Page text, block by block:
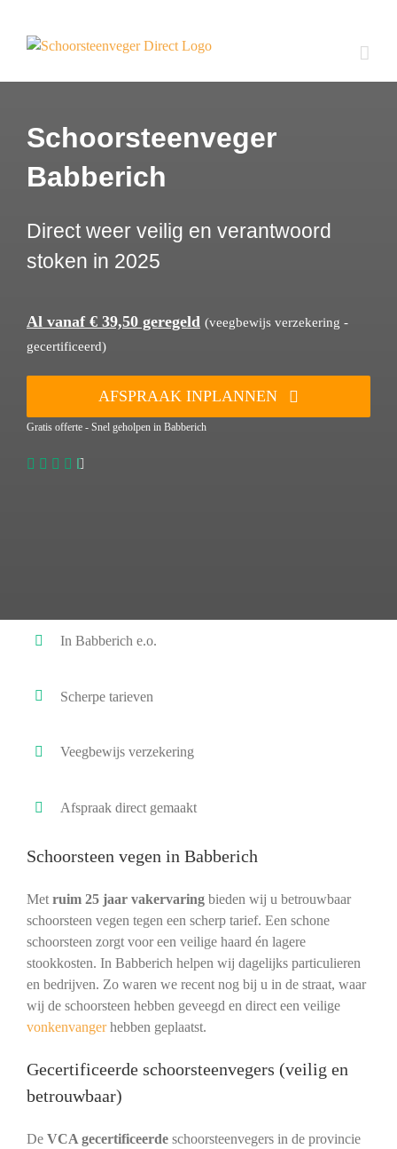
inhoud
Schoorsteenveger
Babberich
Direct weer veilig en verantwoord
stoken in 2025
Al vanaf € 39,50 geregeld (veegbewijs verzekering -
gecertificeerd)
AFSPRAAK INPLANNEN
Gratis offerte - Snel geholpen in Babberich
In Babberich e.o.
Scherpe tarieven
Veegbewijs verzekering
Afspraak direct gemaakt
Schoorsteen vegen in Babberich
Met ruim 25 jaar vakervaringbieden wij u betrouwbaar
schoorsteen vegen tegen een scherp tarief. Een schone
schoorsteen zorgt voor een veilige haard én lagere
stookkosten. In Babberich helpen wij dagelijks particulieren
en bedrijven. Zo waren we recent nog bij u in de straat, waar
wij de schoorsteen hebben geveegd en direct een veilige
vonkenvangerhebben geplaatst.
Gecertificeerde schoorsteenvegers (veilig en
betrouwbaar)
De VCA gecertificeerdeschoorsteenvegers in de provincie